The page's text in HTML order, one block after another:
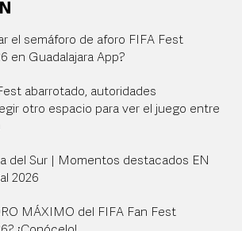
el semáforo de aforo FIFA Fest
en Guadalajara App?
abarrotado, autoridades
otro espacio para ver el juego entre
del Sur | Momentos destacados EN
2026
MÁXIMO del FIFA Fan Fest